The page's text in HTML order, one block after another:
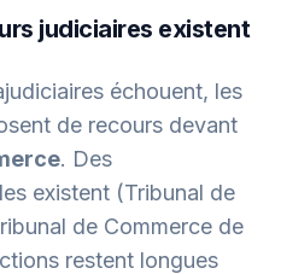
judiciaires existent
échouent, les
de recours devant
. Des
existent (Tribunal de
de Commerce de
restent longues